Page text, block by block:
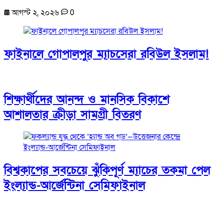
আগস্ট ২, ২০২৬
0
ফাইনালে গোপালপুর ম্যাচসেরা রবিউল ইসলাম!
শিক্ষার্থীদের আনন্দ ও মানসিক বিকাশে
আশালতার ক্রীড়া সামগ্রী বিতরণ
বিশ্বকাপের সবচেয়ে ঝুঁকিপূর্ণ ম্যাচের তকমা পেল
ইংল্যান্ড-আর্জেন্টিনা সেমিফাইনাল